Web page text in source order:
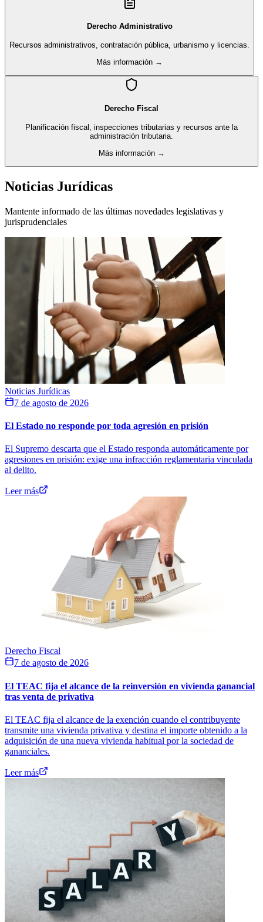
Derecho Administrativo
Recursos administrativos, contratación pública, urbanismo y licencias.
Más información →
Derecho Fiscal
Planificación fiscal, inspecciones tributarias y recursos ante la
administración tributaria.
Más información →
Noticias Jurídicas
Mantente informado de las últimas novedades legislativas y
jurisprudenciales
Noticias Jurídicas
7 de agosto de 2026
El Estado no responde por toda agresión en prisión
El Supremo descarta que el Estado responda automáticamente por
agresiones en prisión: exige una infracción reglamentaria vinculada
al delito.
Leer más
Derecho Fiscal
7 de agosto de 2026
El TEAC fija el alcance de la reinversión en vivienda ganancial
tras venta de privativa
El TEAC fija el alcance de la exención cuando el contribuyente
transmite una vivienda privativa y destina el importe obtenido a la
adquisición de una nueva vivienda habitual por la sociedad de
gananciales.
Leer más